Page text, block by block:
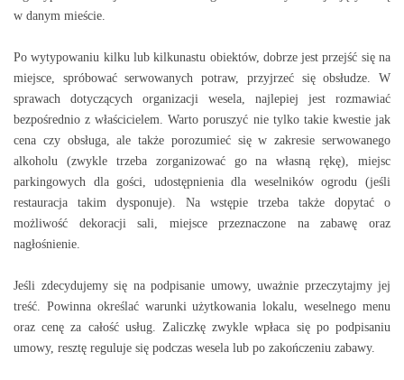
w danym mieście.
Po wytypowaniu kilku lub kilkunastu obiektów, dobrze jest przejść się na
miejsce, spróbować serwowanych potraw, przyjrzeć się obsłudze. W
sprawach dotyczących organizacji wesela, najlepiej jest rozmawiać
bezpośrednio z właścicielem. Warto poruszyć nie tylko takie kwestie jak
cena czy obsługa, ale także porozumieć się w zakresie serwowanego
alkoholu (zwykle trzeba zorganizować go na własną rękę), miejsc
parkingowych dla gości, udostępnienia dla weselników ogrodu (jeśli
restauracja takim dysponuje). Na wstępie trzeba także dopytać o
możliwość dekoracji sali, miejsce przeznaczone na zabawę oraz
nagłośnienie.
Jeśli zdecydujemy się na podpisanie umowy, uważnie przeczytajmy jej
treść. Powinna określać warunki użytkowania lokalu, weselnego menu
oraz cenę za całość usług. Zaliczkę zwykle wpłaca się po podpisaniu
umowy, resztę reguluje się podczas wesela lub po zakończeniu zabawy.